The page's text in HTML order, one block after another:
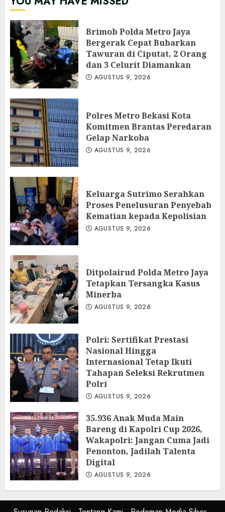
Brimob Polda Metro Jaya
Bergerak Cepat Bubarkan
Tawuran di Ciputat, 2 Orang
dan 3 Celurit Diamankan
AGUSTUS 9, 2026
Polres Metro Bekasi Kota
Komitmen Brantas Peredaran
Gelap Narkoba
AGUSTUS 9, 2026
Keluarga Sutrimo Serahkan
Proses Penelusuran Penyebab
Kematian kepada Kepolisian
AGUSTUS 9, 2026
Ditpolairud Polda Metro Jaya
Tetapkan Tersangka Kasus
Minerba
AGUSTUS 9, 2026
Polri: Sertifikat Prestasi
Nasional Hingga
Internasional Tetap Ikuti
Tahapan Seleksi Rekrutmen
Polri
AGUSTUS 9, 2026
35.936 Anak Muda Main
Bareng di Kapolri Cup 2026,
Wakapolri: Jangan Cuma Jadi
Penonton, Jadilah Talenta
Digital
AGUSTUS 9, 2026